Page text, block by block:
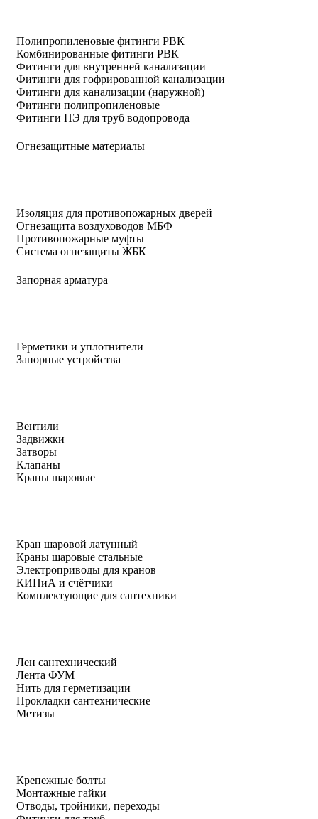
Полипропиленовые фитинги РВК
Комбинированные фитинги РВК
Фитинги для внутренней канализации
Фитинги для гофрированной канализации
Фитинги для канализации (наружной)
Фитинги полипропиленовые
Фитинги ПЭ для труб водопровода
Огнезащитные материалы
Изоляция для противопожарных дверей
Огнезащита воздуховодов МБФ
Противопожарные муфты
Система огнезащиты ЖБК
Запорная арматура
Герметики и уплотнители
Запорные устройства
Вентили
Задвижки
Затворы
Клапаны
Краны шаровые
Кран шаровой латунный
Краны шаровые стальные
Электроприводы для кранов
КИПиА и счётчики
Комплектующие для сантехники
Лен сантехнический
Лента ФУМ
Нить для герметизации
Прокладки сантехнические
Метизы
Крепежные болты
Монтажные гайки
Отводы, тройники, переходы